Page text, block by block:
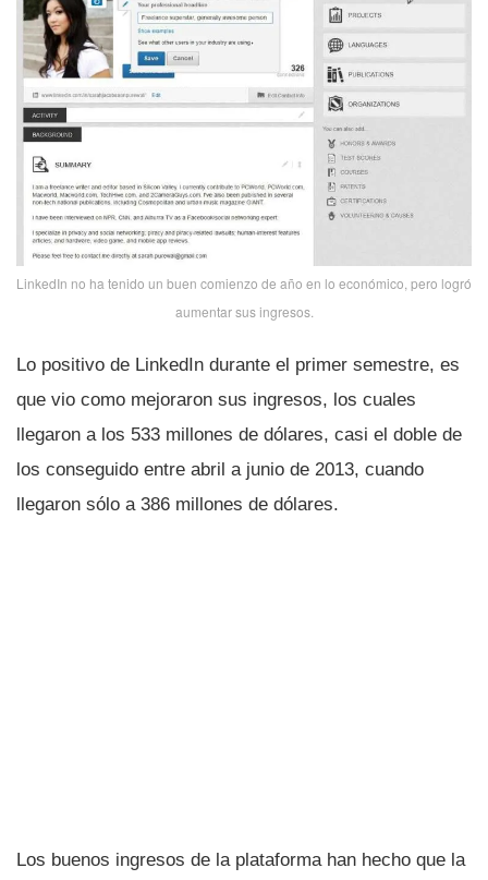
LinkedIn no ha tenido un buen comienzo de año en lo económico, pero logró
aumentar sus ingresos.
Lo positivo de LinkedIn durante el primer semestre, es
que vio como mejoraron sus ingresos, los cuales
llegaron a los 533 millones de dólares, casi el doble de
los conseguido entre abril a junio de 2013, cuando
llegaron sólo a 386 millones de dólares.
Los buenos ingresos de la plataforma han hecho que la